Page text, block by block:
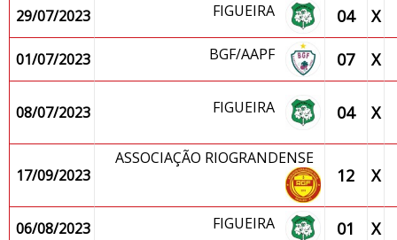
29/07/2023 FIGUEIRA 04 X
01/07/2023 BGF/AAPF 07 X
08/07/2023 FIGUEIRA 04 X
17/09/2023
ASSOCIAÇÃO RIOGRANDENSE
12 X
06/08/2023 FIGUEIRA 01 X